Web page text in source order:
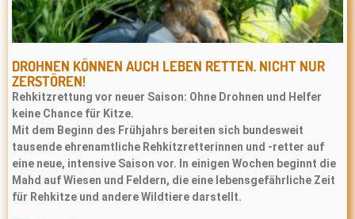
DROHNEN KÖNNEN AUCH LEBEN RETTEN. NICHT NUR
ZERSTÖREN!
Rehkitzrettung vor neuer Saison: Ohne Drohnen und Helfer
keine Chance für Kitze.
Mit dem Beginn des Frühjahrs bereiten sich bundesweit
tausende ehrenamtliche Rehkitzretterinnen und -retter auf
eine neue, intensive Saison vor. In einigen Wochen beginnt die
Mahd auf Wiesen und Feldern, die eine lebensgefährliche Zeit
für Rehkitze und andere Wildtiere darstellt.